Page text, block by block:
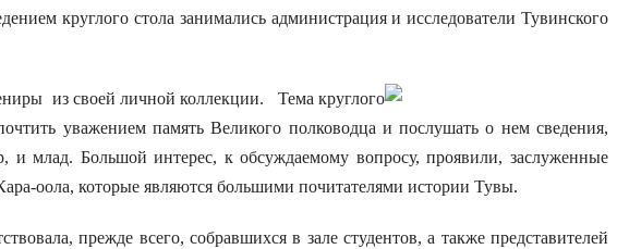
круглого стола занимались администрация и исследователи Тувинского
из своей личной коллекции. Тема круглого
уважением память Великого полководца и послушать о нем сведения,
и млад. Большой интерес, к обсуждаемому вопросу, проявили, заслуженные
оола, которые являются большими почитателями истории Тувы.
прежде всего, собравшихся в зале студентов, а также представителей